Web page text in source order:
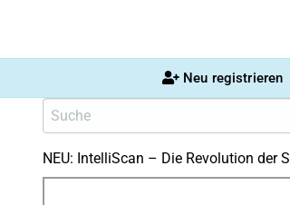
Neu registrieren
NEU: IntelliScan – Die Revolution der